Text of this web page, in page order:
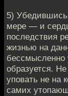
5)
мере — и
последствия
жизнью на
бессмысленно
образуется.
уповать не на
самих